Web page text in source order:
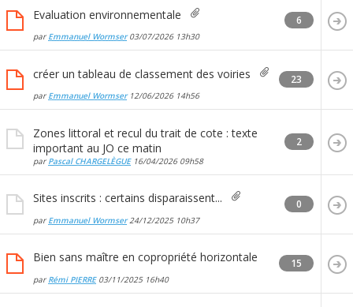
Evaluation environnementale
par Emmanuel Wormser03/07/2026 13h30
6
créer un tableau de classement des voiries
par Emmanuel Wormser12/06/2026 14h56
23
Zones littoral et recul du trait de cote : texte
important au JO ce matin
par Pascal CHARGELÈGUE16/04/2026 09h58
2
Sites inscrits : certains disparaissent...
par Emmanuel Wormser24/12/2025 10h37
0
Bien sans maître en copropriété horizontale
par Rémi PIERRE03/11/2025 16h40
15